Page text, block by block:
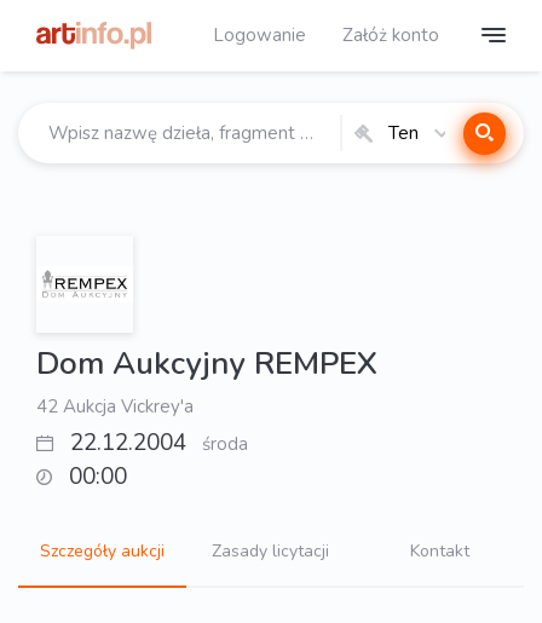
Logowanie Załóż konto
Ten
Dom Aukcyjny REMPEX
42 Aukcja Vickrey'a
22.12.2004 środa
00:00
Szczegóły aukcji Zasady licytacji Kontakt